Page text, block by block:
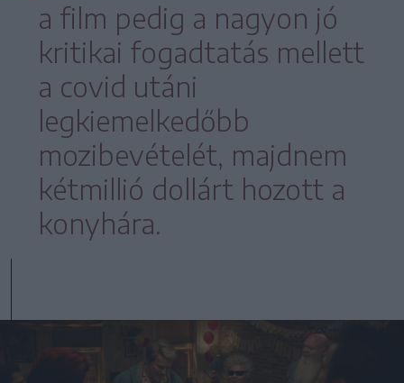
a film pedig a nagyon jó
kritikai fogadtatás mellett
a covid utáni
legkiemelkedőbb
mozibevételét, majdnem
kétmillió dollárt hozott a
konyhára.